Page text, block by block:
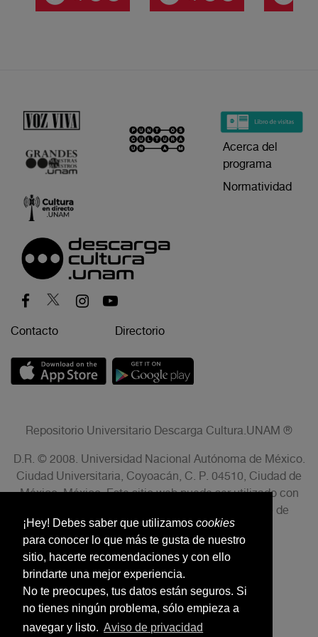
¡Hey! Debes saber que utilizamos cookies
para conocer lo que más te gusta de nuestro
sitio, hacerte recomendaciones y con ello
brindarte una mejor experiencia.
No te preocupes, tus datos están seguros. Si
no tienes ningún problema, sólo empieza a
navegar y listo. Aviso de privacidad
Acerca del
programa
Normatividad
Contacto Directorio
Repositorio Universitario Descarga Cultura.UNAM ®
D.R. © 2008. Universidad Nacional Autónoma de México.
Ciudad Universitaria, Coyoacán, C. P. 04510, Ciudad de
México, México. Este sitio web puede ser utilizado con
fines no lucrativos siempre que se cite la fuente de
conformidad con el AVISO LEGAL.